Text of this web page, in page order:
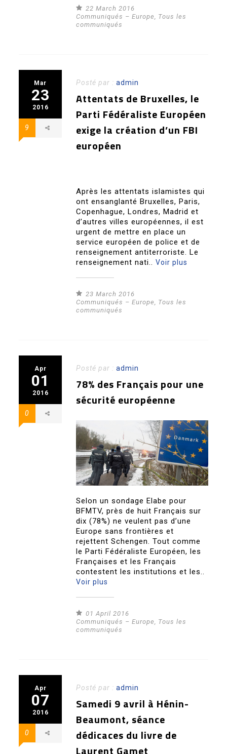
22 March 2016
Communiqués – Europe, Tous les
communiqués
Mar
23
2016
9
Posté par :admin
Attentats de Bruxelles, le
Parti Fédéraliste Européen
exige la création d’un FBI
européen
Après les attentats islamistes qui
ont ensanglanté Bruxelles, Paris,
Copenhague, Londres, Madrid et
d’autres villes européennes, il est
urgent de mettre en place un
service européen de police et de
renseignement antiterroriste. Le
renseignement nati..Voir plus
23 March 2016
Communiqués – Europe, Tous les
communiqués
Apr
01
2016
0
Posté par :admin
78% des Français pour une
sécurité européenne
Selon un sondage Elabe pour
BFMTV, près de huit Français sur
dix (78%) ne veulent pas d’une
Europe sans frontières et
rejettent Schengen. Tout comme
le Parti Fédéraliste Européen, les
Françaises et les Français
contestent les institutions et les..
Voir plus
01 April 2016
Communiqués – Europe, Tous les
communiqués
Apr
07
2016
0
Posté par :admin
Samedi 9 avril à Hénin-
Beaumont, séance
dédicaces du livre de
Laurent Gamet